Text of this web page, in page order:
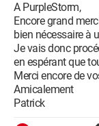
A PurpleStorm,
Encore grand
bien nécessaire à
Je vais donc
en espérant que
Merci encore de
Amicalement
Patrick